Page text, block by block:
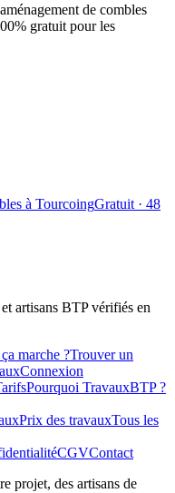
de combles
gratuit pour les
à TourcoingGratuit · 48
artisans BTP vérifiés en
marche ?Trouver un
Connexion
Pourquoi TravauxBTP ?
Prix des travauxTous les
CGVContact
projet, des artisans de